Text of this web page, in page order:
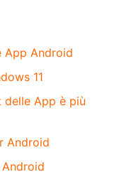
App Android
11
delle App è più
Android